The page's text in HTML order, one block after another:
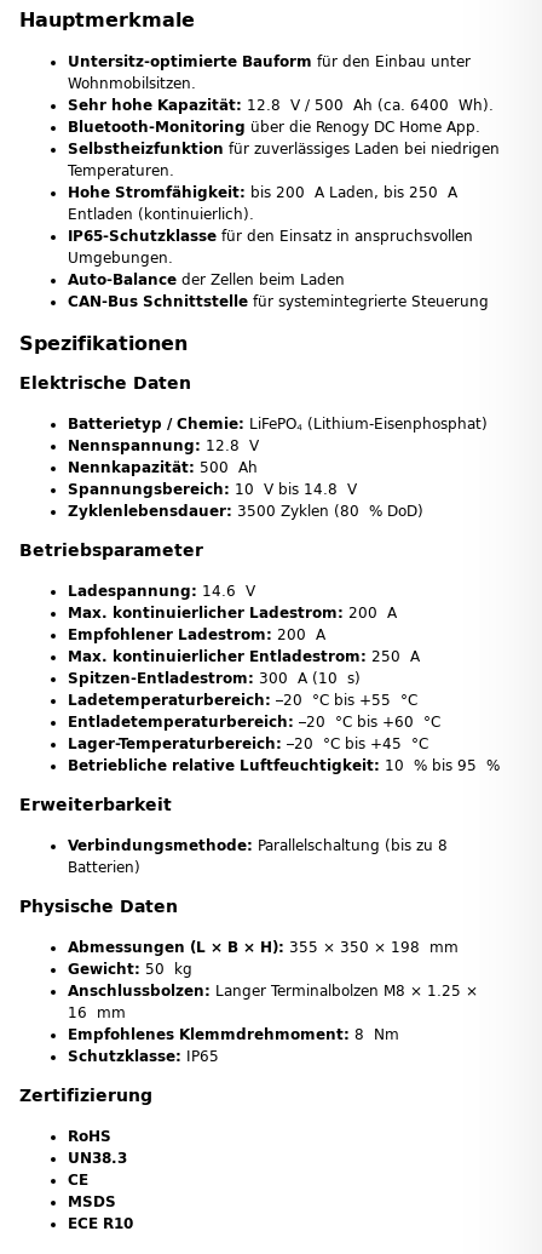
Hauptmerkmale
Untersitz-optimierte Bauform für den Einbau unter
Wohnmobilsitzen.
Sehr hohe Kapazität: 12.8 V / 500 Ah (ca. 6400 Wh).
Bluetooth-Monitoring über die Renogy DC Home App.
Selbstheizfunktion für zuverlässiges Laden bei niedrigen
Temperaturen.
Hohe Stromfähigkeit: bis 200 A Laden, bis 250 A
Entladen (kontinuierlich).
IP65-Schutzklasse für den Einsatz in anspruchsvollen
Umgebungen.
Auto-Balance der Zellen beim Laden
CAN-Bus Schnittstelle für systemintegrierte Steuerung
Spezifikationen
Elektrische Daten
Batterietyp / Chemie: LiFePO₄ (Lithium-Eisenphosphat)
Nennspannung: 12.8 V
Nennkapazität: 500 Ah
Spannungsbereich: 10 V bis 14.8 V
Zyklenlebensdauer: 3500 Zyklen (80 % DoD)
Betriebsparameter
Ladespannung: 14.6 V
Max. kontinuierlicher Ladestrom: 200 A
Empfohlener Ladestrom: 200 A
Max. kontinuierlicher Entladestrom: 250 A
Spitzen-Entladestrom: 300 A (10 s)
Ladetemperaturbereich: –20 °C bis +55 °C
Entladetemperaturbereich: –20 °C bis +60 °C
Lager-Temperaturbereich: –20 °C bis +45 °C
Betriebliche relative Luftfeuchtigkeit: 10 % bis 95 %
Erweiterbarkeit
Verbindungsmethode: Parallelschaltung (bis zu 8
Batterien)
Physische Daten
Abmessungen (L × B × H): 355 × 350 × 198 mm
Gewicht: 50 kg
Anschlussbolzen: Langer Terminalbolzen M8 × 1.25 ×
16 mm
Empfohlenes Klemmdrehmoment: 8 Nm
Schutzklasse: IP65
Zertifizierung
RoHS
UN38.3
CE
MSDS
ECE R10